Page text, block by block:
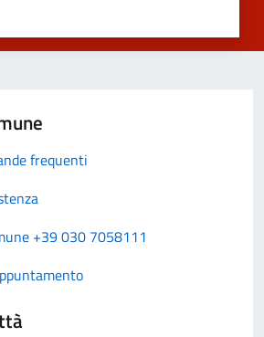
frequenti
+39 030 7058111